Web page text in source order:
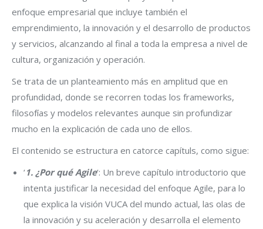
enfoque empresarial que incluye también el
emprendimiento, la innovación y el desarrollo de productos
y servicios, alcanzando al final a toda la empresa a nivel de
cultura, organización y operación.
Se trata de un planteamiento más en amplitud que en
profundidad, donde se recorren todas los frameworks,
filosofías y modelos relevantes aunque sin profundizar
mucho en la explicación de cada uno de ellos.
El contenido se estructura en catorce capítuls, como sigue:
‘1. ¿Por qué Agile‘: Un breve capítulo introductorio que
intenta justificar la necesidad del enfoque Agile, para lo
que explica la visión VUCA del mundo actual, las olas de
la innovación y su aceleración y desarrolla el elemento